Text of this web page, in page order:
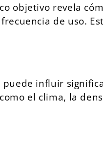
objetivo revela
de uso.
influir
el clima, la